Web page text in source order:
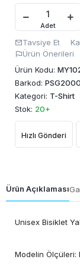
Adet
Tavsiye Et
Ürün Önerileri
Ürün Kodu:
Barkod:
Kategori: T-Shirt
Stok: 20+
Hızlı Gönderi
Ürün Açıklaması
Unisex Bisiklet
Modelin Ölçüleri: